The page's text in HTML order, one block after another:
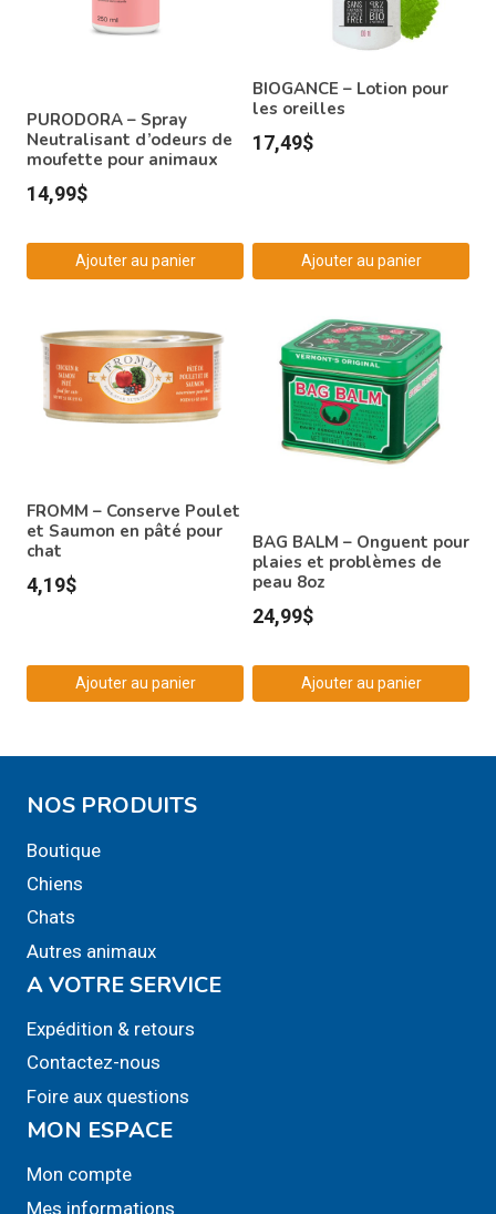
PURODORA – Spray
Neutralisant d’odeurs de
moufette pour animaux
14,99$
Ajouter au panier
BIOGANCE – Lotion pour
les oreilles
17,49$
Ajouter au panier
FROMM – Conserve Poulet
et Saumon en pâté pour
chat
4,19$
Ajouter au panier
BAG BALM – Onguent pour
plaies et problèmes de
peau 8oz
24,99$
Ajouter au panier
NOS PRODUITS
Boutique
Chiens
Chats
Autres animaux
A VOTRE SERVICE
Expédition & retours
Contactez-nous
Foire aux questions
MON ESPACE
Mon compte
Mes informations